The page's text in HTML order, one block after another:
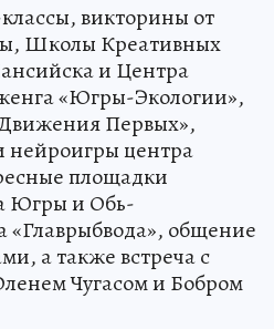
викторины от
Школы Креативных
и Центра
«Югры-Экологии»,
Первых»,
нейроигры центра
площадки
Югры и Обь-
общение
а также встреча с
Чугасом и Бобром